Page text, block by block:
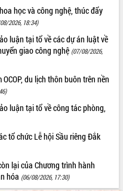
học và công nghệ, thúc đẩy
2026, 18:34)
luận tại tổ về các dự án luật về
giao công nghệ (07/08/2026,
du lịch thôn buôn trên nền
luận tại tổ về công tác phòng,
tổ chức Lễ hội Sầu riêng Đắk
lại của Chương trình hành
hóa (06/08/2026, 17:30)